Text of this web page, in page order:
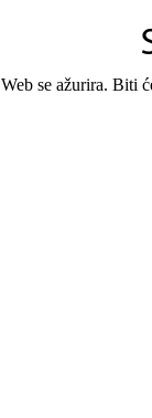
Web se ažurira. Biti